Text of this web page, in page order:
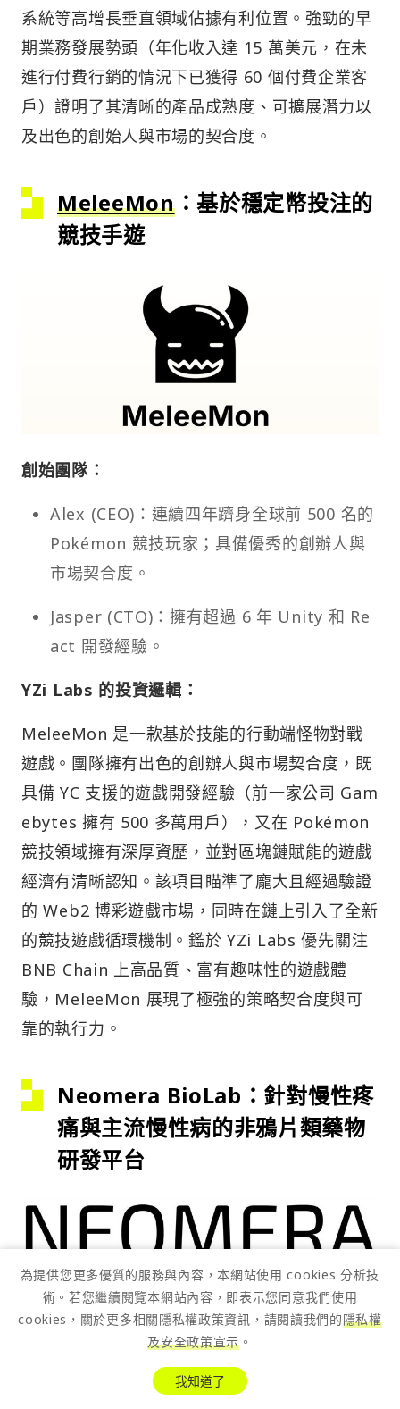
系統等高增長垂直領域佔據有利位置。強勁的早
期業務發展勢頭（年化收入達 15 萬美元，在未
進行付費行銷的情況下已獲得 60 個付費企業客
戶）證明了其清晰的產品成熟度、可擴展潛力以
及出色的創始人與市場的契合度。
MeleeMon：基於穩定幣投注的
競技手遊
創始團隊：
Alex (CEO)：連續四年躋身全球前 500 名的
Pokémon 競技玩家；具備優秀的創辦人與
市場契合度。
Jasper (CTO)：擁有超過 6 年 Unity 和 Re
act 開發經驗。
YZi Labs 的投資邏輯：
MeleeMon 是一款基於技能的行動端怪物對戰
遊戲。團隊擁有出色的創辦人與市場契合度，既
具備 YC 支援的遊戲開發經驗（前一家公司 Gam
ebytes 擁有 500 多萬用戶），又在 Pokémon
競技領域擁有深厚資歷，並對區塊鏈賦能的遊戲
經濟有清晰認知。該項目瞄準了龐大且經過驗證
的 Web2 博彩遊戲市場，同時在鏈上引入了全新
的競技遊戲循環機制。鑑於 YZi Labs 優先關注
BNB Chain 上高品質、富有趣味性的遊戲體
驗，MeleeMon 展現了極強的策略契合度與可
靠的執行力。
Neomera BioLab：針對慢性疼
痛與主流慢性病的非鴉片類藥物
研發平台
創始團隊：
Rebecca Miao (CEO)：擁​​有 15 年以上藥
為提供您更多優質的服務與內容，本網站使用 cookies 分析技
術。若您繼續閱覽本網站內容，即表示您同意我們使用
cookies，關於更多相關隱私權政策資訊，請閱讀我們的隱私權
及安全政策宣示 。
我知道了